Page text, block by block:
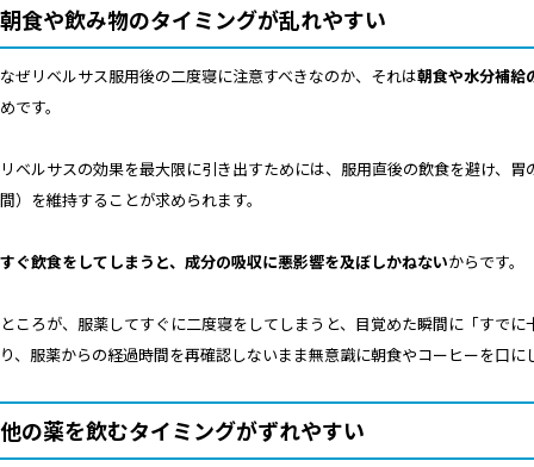
朝食や飲み物のタイミングが乱れやすい
なぜリベルサス服用後の二度寝に注意すべきなのか、それは朝食や水分補給
めです。
リベルサスの効果を最大限に引き出すためには、服用直後の飲食を避け、
間）を維持することが求められます。
すぐ飲食をしてしまうと、成分の吸収に悪影響を及ぼしかねないからです。
ところが、服薬してすぐに二度寝をしてしまうと、目覚めた瞬間に「すで
り、服薬からの経過時間を再確認しないまま無意識に朝食やコーヒーを口
他の薬を飲むタイミングがずれやすい